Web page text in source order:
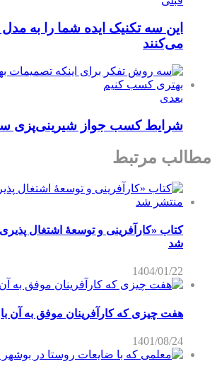
این سه تکنیک ایده‌ شما را به مدل
می‌کنند
بعدی
شرایط کسب جواز شیرینی­‌پزی
مطالب مرتبط
کتاب «کارآفرینی و توسعۀ اشتغال
شد
1404/01/22
هفت چیزی که کارآفرینان موفق به آن
1401/08/24